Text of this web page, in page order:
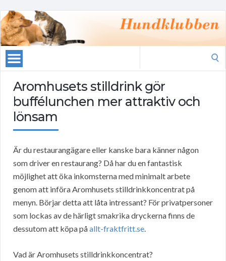
Aromhusets stilldrink gör
buffélunchen mer attraktiv och
lönsam
Är du restaurangägare eller kanske bara känner någon
som driver en restaurang? Då har du en fantastisk
möjlighet att öka inkomsterna med minimalt arbete
genom att införa Aromhusets stilldrinkkoncentrat på
menyn. Börjar detta att låta intressant? För privatpersoner
som lockas av de härligt smakrika dryckerna finns de
dessutom att köpa påallt-fraktfritt.se.
Vad är Aromhusets stilldrinkkoncentrat?